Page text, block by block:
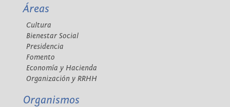
Áreas
Cultura
Bienestar Social
Presidencia
Fomento
Economía y Hacienda
Organización y RRHH
Organismos